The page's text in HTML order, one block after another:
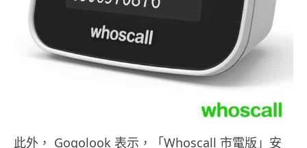
此外， Gogolook 表示，「Whoscall 市電版」安